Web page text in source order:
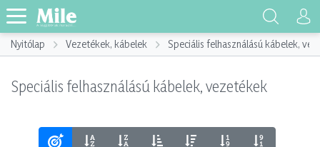
Nyitólap Vezetékek, kábelek Speciális felhasználású kábelek,
Speciális felhasználású kábelek, vezetékek